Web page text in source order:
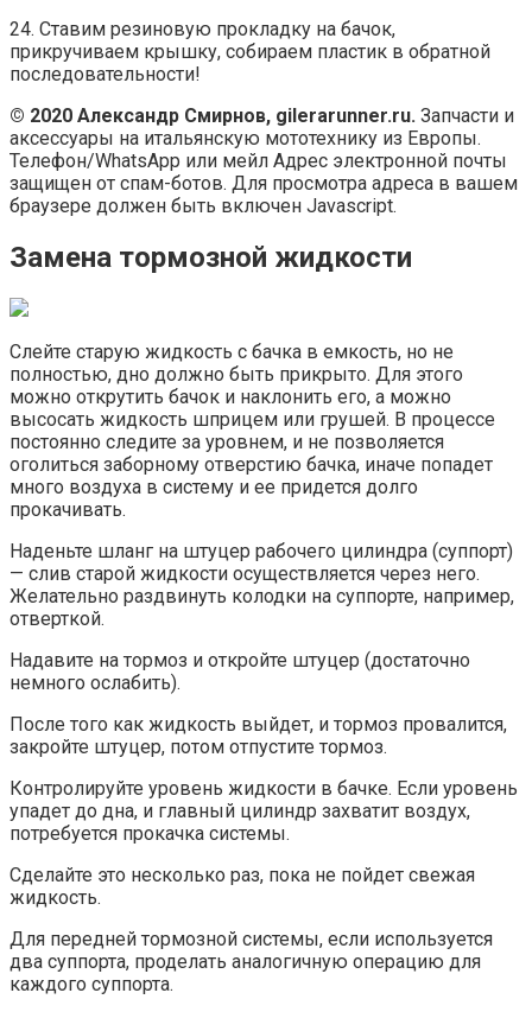
24. Ставим резиновую прокладку на бачок,
прикручиваем крышку, собираем пластик в обратной
последовательности!
© 2020 Александр Смирнов, gilerarunner.ru. Запчасти и
аксессуары на итальянскую мототехнику из Европы.
Телефон/WhatsApp или мейл Адрес электронной почты
защищен от спам-ботов. Для просмотра адреса в вашем
браузере должен быть включен Javascript.
Замена тормозной жидкости
Слейте старую жидкость с бачка в емкость, но не
полностью, дно должно быть прикрыто. Для этого
можно открутить бачок и наклонить его, а можно
высосать жидкость шприцем или грушей. В процессе
постоянно следите за уровнем, и не позволяется
оголиться заборному отверстию бачка, иначе попадет
много воздуха в систему и ее придется долго
прокачивать.
Наденьте шланг на штуцер рабочего цилиндра (суппорт)
— слив старой жидкости осуществляется через него.
Желательно раздвинуть колодки на суппорте, например,
отверткой.
Надавите на тормоз и откройте штуцер (достаточно
немного ослабить).
После того как жидкость выйдет, и тормоз провалится,
закройте штуцер, потом отпустите тормоз.
Контролируйте уровень жидкости в бачке. Если уровень
упадет до дна, и главный цилиндр захватит воздух,
потребуется прокачка системы.
Сделайте это несколько раз, пока не пойдет свежая
жидкость.
Для передней тормозной системы, если используется
два суппорта, проделать аналогичную операцию для
каждого суппорта.